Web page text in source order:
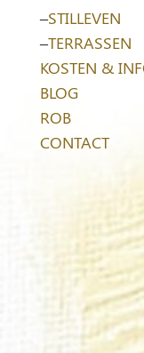
–STILLEVEN
–TERRASSEN
KOSTEN &
BLOG
ROB
CONTACT